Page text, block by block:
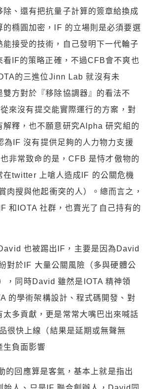
除、還有把抗量子計算的簽章給換成
的橢圓加密，IF 的立場則是必須要選
能接受的技術，自己發明下一代輪子
看IF的策略正確，不過CFB會不爽也
的三進位Jinn Lab 就沒有未
雙方對於『移除協調器』的看法不
來沒有提交能實際運行的方案，對
解釋，也不願意研究Alpha 研究組的
為IF 沒有提供足夠的人力物力支援
非常致命的是，CFB 是恃才傲物的
在twitter 上嗆人造成IF 的公關危機
肉搜與他起衝突的人）。總而言之，
和IOTA 社群，也賣光了自己持有的
也被踢出IF，主要是因為David
對於IF 大量公關風險（多與硬體公
，同時David 雖然是IOTA 精神領
的學術架構設計、程式碼開發、對
太多貢獻，更是常常大嘴巴出來喊話
很快上線（結果是延期或無聲無
生負面影響
的回應算是客氣，基本上就是指出